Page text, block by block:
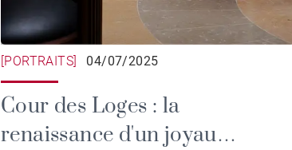
[PORTRAITS] 04/07/2025
Cour des Loges : la
renaissance d'un joyau